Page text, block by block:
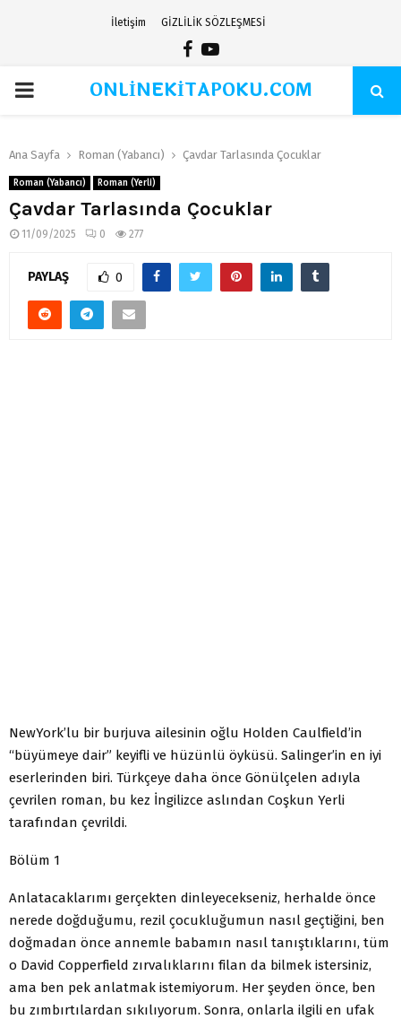
İletişim GİZLİLİK SÖZLEŞMESİ
Facebook
Youtube
PRIMARYONLİNEKİTAPOKU.COM
Ana Sayfa Roman (Yabancı) Çavdar Tarlasında Çocuklar
Roman (Yabancı) Roman (Yerli)
Çavdar Tarlasında Çocuklar
11/09/2025 0 277
PAYLAŞ 0
NewYork’lu bir burjuva ailesinin oğlu Holden Caulfield’in
“büyümeye dair” keyifli ve hüzünlü öyküsü. Salinger’in en iyi
eserlerinden biri. Türkçeye daha önce Gönülçelen adıyla
çevrilen roman, bu kez İngilizce aslından Coşkun Yerli
tarafından çevrildi.
Bölüm 1
Anlatacaklarımı gerçekten dinleyecekseniz, herhalde önce
nerede doğduğumu, rezil çocukluğumun nasıl geçtiğini, ben
doğmadan önce annemle babamın nasıl tanıştıklarını, tüm
o David Copperfield zırvalıklarını filan da bilmek istersiniz,
ama ben pek anlatmak istemiyorum. Her şeyden önce, ben
bu zımbırtılardan sıkılıyorum. Sonra, onlarla ilgili en ufak